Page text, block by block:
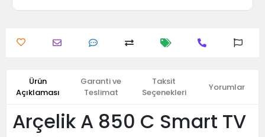
Ürün
Açıklaması
Garanti ve
Teslimat
Taksit
Seçenekleri
Yorumlar
Arçelik A 850 C Smart TV